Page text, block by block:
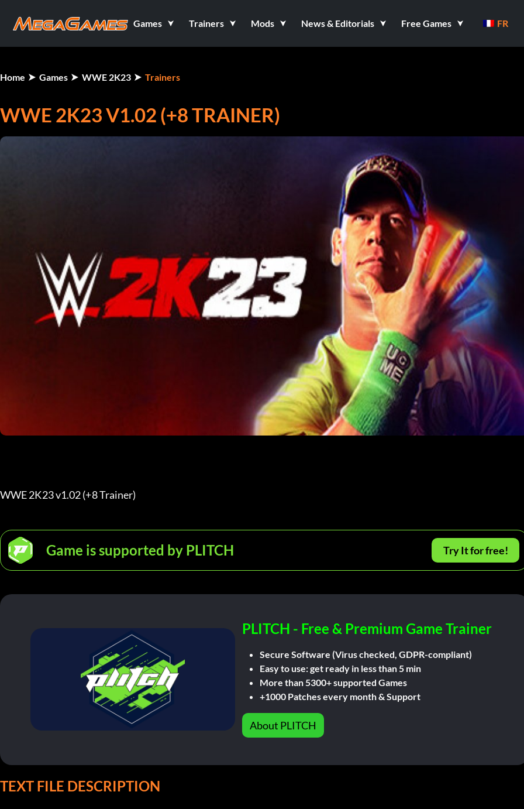
Games Trainers Mods News & Editorials Free Games FR
Home Games WWE 2K23 Trainers
WWE 2K23 V1.02 (+8 TRAINER)
WWE 2K23 v1.02 (+8 Trainer)
Game is supported by PLITCH Try It for free!
PLITCH - Free & Premium Game Trainer
Secure Software (Virus checked, GDPR-compliant)
Easy to use: get ready in less than 5 min
More than 5300+ supported Games
+1000 Patches every month & Support
About PLITCH
TEXT FILE DESCRIPTION